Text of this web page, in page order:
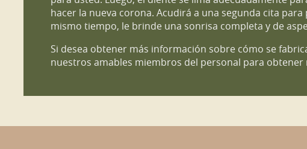
hacer la nueva corona. Acudirá a una segunda cita
mismo tiempo, le brinde una sonrisa completa y de
Si desea obtener más información sobre cómo se
nuestros amables miembros del personal para obtener